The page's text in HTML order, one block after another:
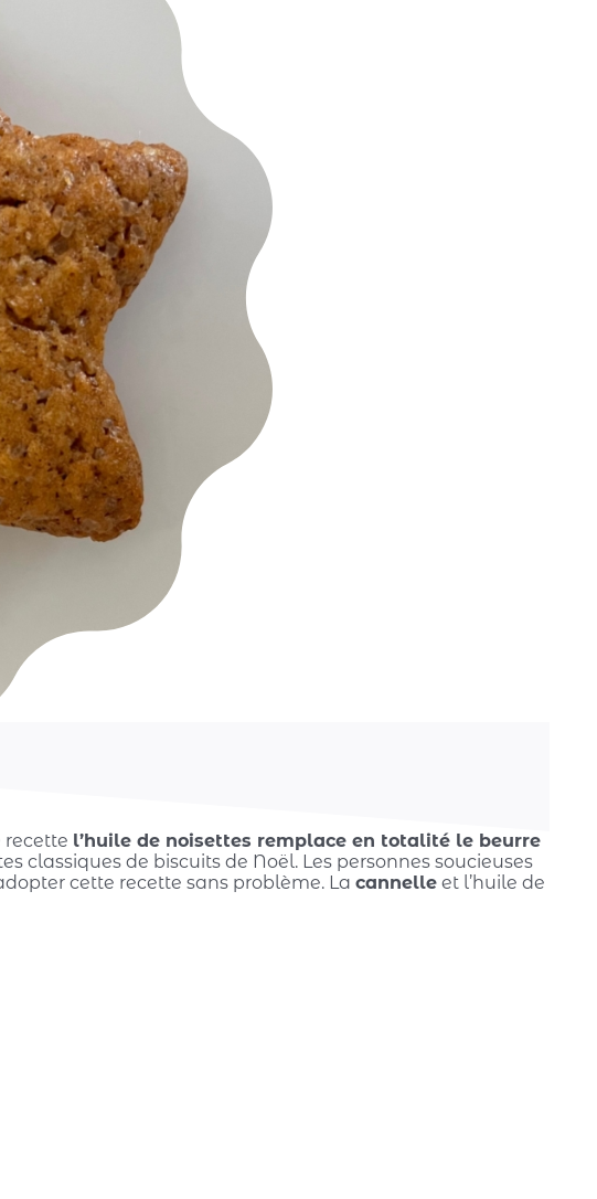
recette l’huile de noisettes remplace en totalité le beurre
classiques de biscuits de Noël. Les personnes soucieuses
cette recette sans problème. La cannelleet l’huile de